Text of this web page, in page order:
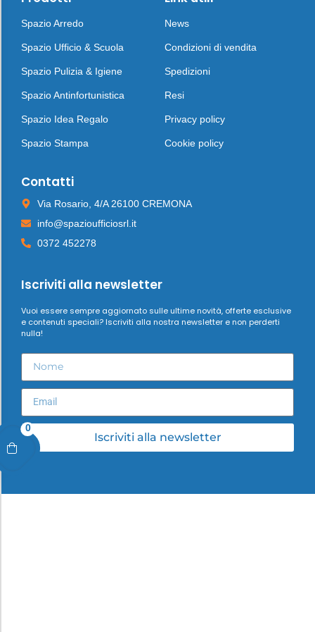
0
Spazio Arredo
Spazio Ufficio & Scuola
Spazio Pulizia & Igiene
Spazio Antinfortunistica
Spazio Idea Regalo
Spazio Stampa
News
Condizioni di vendita
Spedizioni
Resi
Privacy policy
Cookie policy
Contatti
Via Rosario, 4/A 26100 CREMONA
info@spazioufficiosrl.it
0372 452278
Iscriviti alla newsletter
Vuoi essere sempre aggiornato sulle ultime novità, offerte esclusive
e contenuti speciali? Iscriviti alla nostra newsletter e non perderti
nulla!
Iscriviti alla newsletter